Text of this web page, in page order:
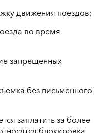
движения поездов;
во время
запрещенных
без письменного
заплатить за более
блокировка